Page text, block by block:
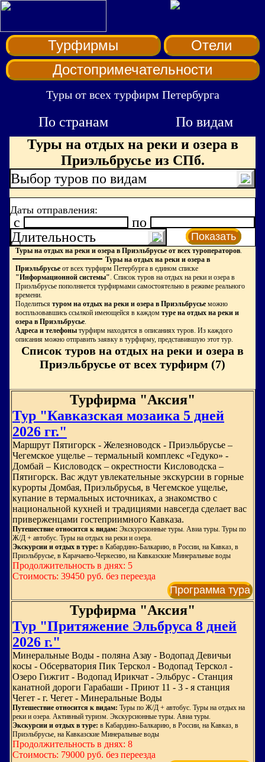
Турфирмы
Отели
Достопримечательности
Туры от всех турфирм Петербурга
По странам
По видам
Туры на отдых на реки и озера в
Приэльбрусье из СПб.
Выбор туров по видам
Даты отправления:
c
по
Длительность
Показать
Туры на отдых на реки и озера в Приэльбрусье от всех туроператоров.
Туры на отдых на реки и озера в
Приэльбрусье от всех турфирм Петербурга в едином списке
"Информационной системы". Список туров на отдых на реки и озера в
Приэльбрусье пополняется турфирмами самостоятельно в режиме реального
времени.
Поделиться туром на отдых на реки и озера в Приэльбрусье можно
воспльзовавшись ссылкой имеющейся в каждом туре на отдых на реки и
озера в Приэльбрусье.
Адреса и телефоны турфирм находятся в описаниях туров. Из каждого
описания можно отправить заявку в турфирму, представившую этот тур.
Список туров на отдых на реки и озера в
Приэльбрусье от всех турфирм (7)
Турфирма "Аксия"
Тур "Кавказская мозаика 5 дней
2026 гг."
Маршрут Пятигорск - Железноводск - Приэльбрусье –
Чегемское ущелье – термальный комплекс «Гедуко» -
Домбай – Кисловодск – окрестности Кисловодска –
Пятигорск. Вас ждут увлекательные экскурсии в горные
курорты Домбая, Приэльбрусья, в Чегемское ущелье,
купание в термальных источниках, а знакомство с
национальной кухней и традициями навсегда сделает вас
приверженцами гостеприимного Кавказа.
Путешествие относится к видам: Экскурсионные туры. Авиа туры. Туры по
Ж/Д + автобус. Туры на отдых на реки и озера.
Экскурсии и отдых в туре: в Кабардино-Балкарию, в России, на Кавказ, в
Приэльбрусье, в Карачаево-Черкесию, на Кавказские Минеральные воды
Продолжительность в днях: 5
Стоимость: 39450 руб. без переезда
Программа тура
Турфирма "Аксия"
Тур "Притяжение Эльбруса 8 дней
2026 г."
Минеральные Воды - поляна Азау - Водопад Девичьи
косы - Обсерватория Пик Терскол - Водопад Терскол -
Озеро Гижгит - Водопад Ирикчат - Эльбрус - Станция
канатной дороги Гарабаши - Приют 11 - 3 - я станция
Чегет - г. Чегет - Минеральные Воды
Путешествие относится к видам: Туры по Ж/Д + автобус. Туры на отдых на
реки и озера. Активный туризм. Экскурсионные туры. Авиа туры.
Экскурсии и отдых в туре: в Кабардино-Балкарию, в России, на Кавказ, в
Приэльбрусье, на Кавказские Минеральные воды
Продолжительность в днях: 8
Стоимость: 79000 руб. без переезда